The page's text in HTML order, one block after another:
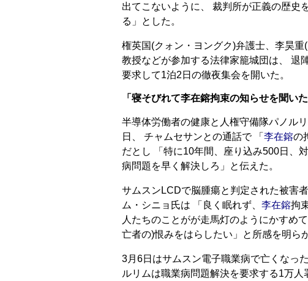
出てこないように、 裁判所が正義の歴史
る」とした。
権英国(クォン・ヨングク)弁護士、李昊
教授などが参加する法律家籠城団は、 退
要求して1泊2日の徹夜集会を開いた。
「寝そびれて李在鎔拘束の知らせを聞い
半導体労働者の健康と人権守備隊パノル
日、 チャムセサンとの通話で 「李在鎔の
だとし 「特に10年間、座り込み500日、
病問題を早く解決しろ」と伝えた。
サムスンLCDで脳腫瘍と判定された被害
ム・シニョ氏は 「良く眠れず、李在鎔拘
人たちのことがが走馬灯のようにかすめ
亡者の)恨みをはらしたい」と所感を明ら
3月6日はサムスン電子職業病で亡くなっ
ルリムは職業病問題解決を要求する1万人